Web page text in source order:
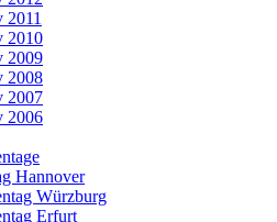
2011
2010
2009
2008
2007
2006
Hannover
Würzburg
Erfurt